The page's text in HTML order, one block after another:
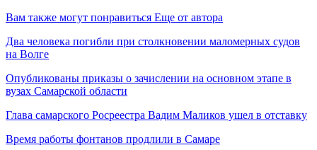
Вам также могут понравиться Еще от автора
Два человека погибли при столкновении маломерных судов
на Волге
Опубликованы приказы о зачислении на основном этапе в
вузах Самарской области
Глава самарского Росреестра Вадим Маликов ушел в отставку
Время работы фонтанов продлили в Самаре